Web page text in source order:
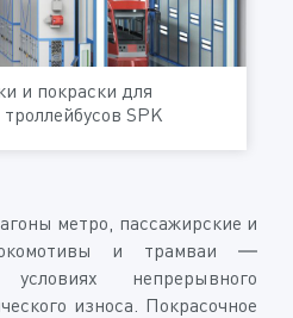
и покраски для
SPK
метро, пассажирские и
и трамваи —
непрерывного
износа. Покрасочное